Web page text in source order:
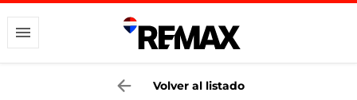
Volver al listado